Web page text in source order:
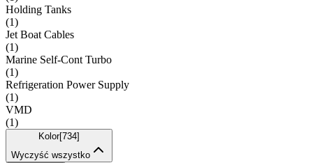
Holding Tanks
(1)
Jet Boat Cables
(1)
Marine Self-Cont Turbo
(1)
Refrigeration Power Supply
(1)
VMD
(1)
Kolor[734]
Wyczyść wszystko